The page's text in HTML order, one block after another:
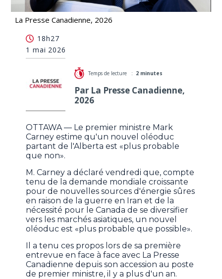
La Presse Canadienne, 2026
selon Carney
18h27
1 mai 2026
Temps de lecture : 2 minutes
Par La Presse Canadienne,
2026
OTTAWA — Le premier ministre Mark
Carney estime qu'un nouvel oléoduc
partant de l'Alberta est «plus probable
que non».
M. Carney a déclaré vendredi que, compte
tenu de la demande mondiale croissante
pour de nouvelles sources d'énergie sûres
en raison de la guerre en Iran et de la
nécessité pour le Canada de se diversifier
vers les marchés asiatiques, un nouvel
oléoduc est «plus probable que possible».
Il a tenu ces propos lors de sa première
entrevue en face à face avec La Presse
Canadienne depuis son accession au poste
de premier ministre, il y a plus d'un an.